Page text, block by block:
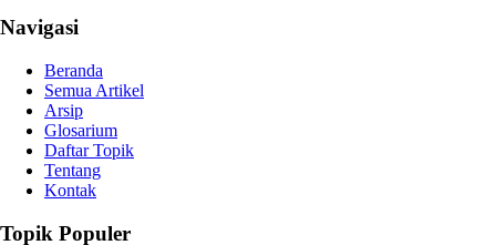
Navigasi
Beranda
Semua Artikel
Arsip
Glosarium
Daftar Topik
Tentang
Kontak
Topik Populer